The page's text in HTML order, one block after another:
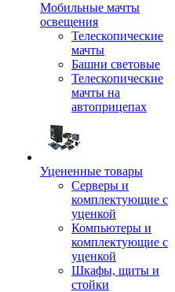
Мобильные мачты
освещения
Телескопические
мачты
Башни световые
Телескопические
мачты на
автоприцепах
Уцененные товары
Серверы и
комплектующие с
уценкой
Компьютеры и
комплектующие с
уценкой
Шкафы, щиты и
стойки